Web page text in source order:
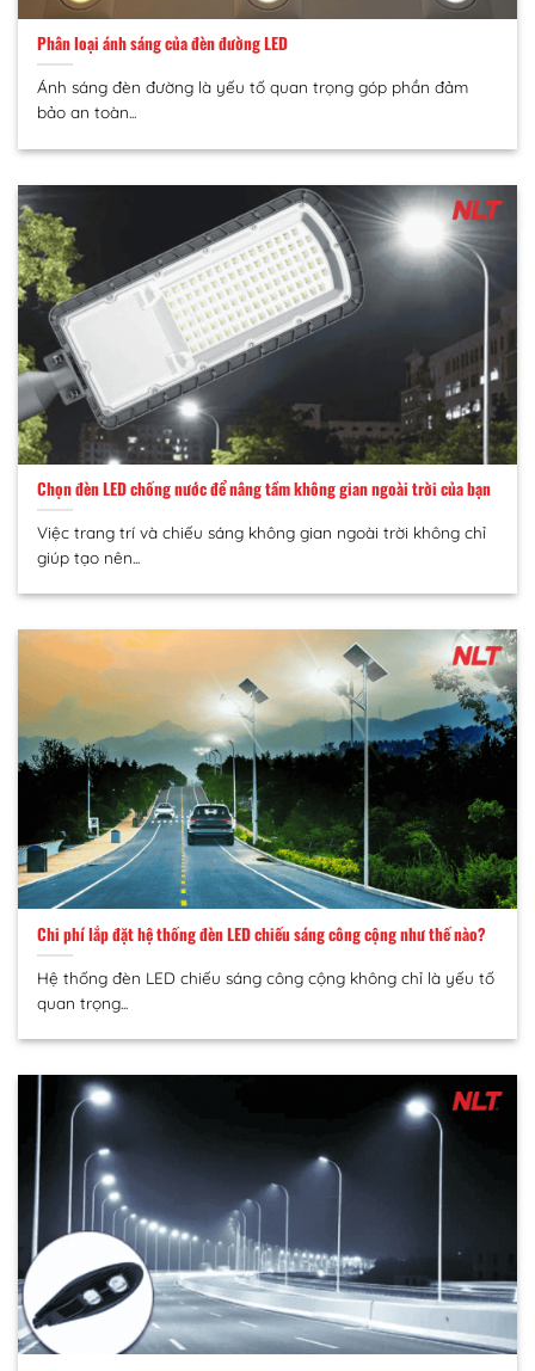
Phân loại ánh sáng của đèn đường LED
Ánh sáng đèn đường là yếu tố quan trọng góp phần đảm
bảo an toàn...
Chọn đèn LED chống nước để nâng tầm không gian ngoài trời của bạn
Việc trang trí và chiếu sáng không gian ngoài trời không chỉ
giúp tạo nên...
Chi phí lắp đặt hệ thống đèn LED chiếu sáng công cộng như thế nào?
Hệ thống đèn LED chiếu sáng công cộng không chỉ là yếu tố
quan trọng...